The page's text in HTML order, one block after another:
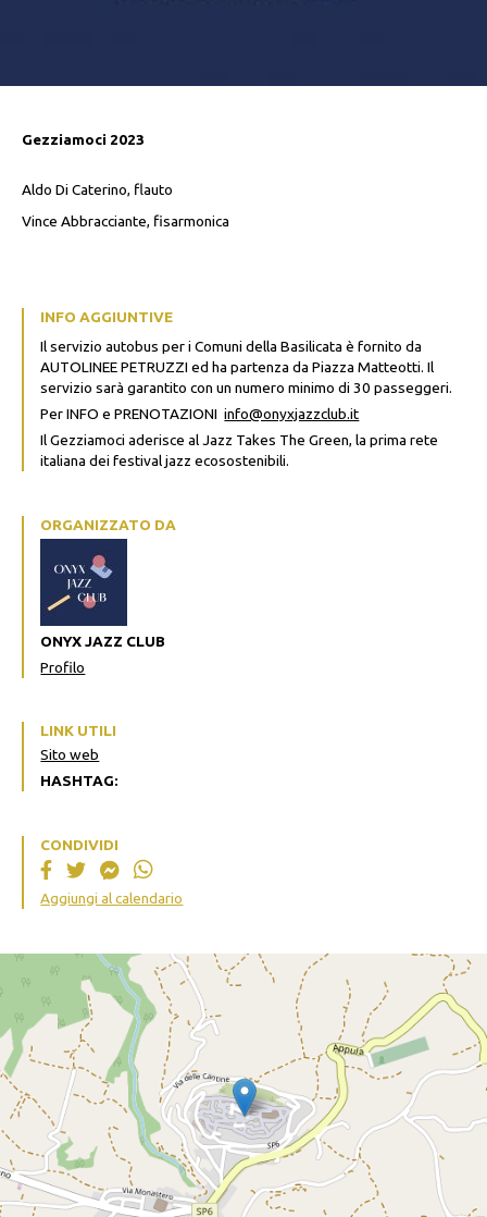
Gezziamoci 2023
Aldo Di Caterino, flauto
Vince Abbracciante, fisarmonica
INFO AGGIUNTIVE
Il servizio autobus per i Comuni della Basilicata è fornito da
AUTOLINEE PETRUZZI ed ha partenza da Piazza Matteotti. Il
servizio sarà garantito con un numero minimo di 30 passeggeri.
Per INFO e PRENOTAZIONIinfo@onyxjazzclub.it
Il Gezziamoci aderisce al Jazz Takes The Green, laprima rete
italiana dei festival jazz ecosostenibili.
ORGANIZZATO DA
ONYX JAZZ CLUB
Profilo
LINK UTILI
Sito web
HASHTAG:
CONDIVIDI
Aggiungi al calendario